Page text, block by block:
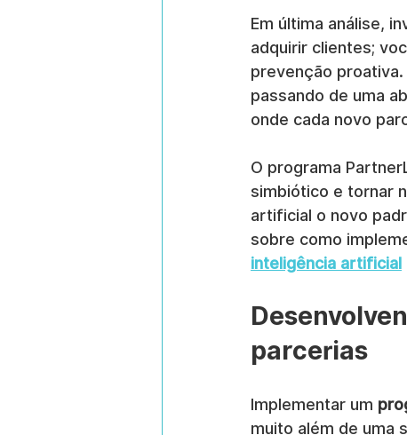
Em última análise,
adquirir clientes;
prevenção
passando de uma
onde cada novo
O programa
simbiótico e tornar
artificial o novo
sobre como
inteligência artificial
parcerias
Implementar um
muito além de uma